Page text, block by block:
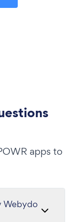
apps to
Webydo